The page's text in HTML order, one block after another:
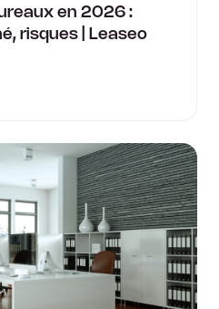
en 2026 :
risques | Leaseo